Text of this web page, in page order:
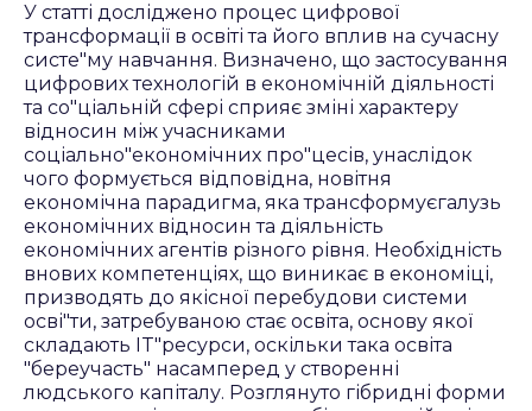
У статті досліджено процес цифрової
трансформації в освіті та його вплив на сучасну
систе"му навчання. Визначено, що застосування
цифрових технологій в економічній діяльності
та со"ціальній сфері сприяє зміні характеру
відносин між учасниками
соціально"економічних про"цесів, унаслідок
чого формується відповідна, новітня
економічна парадигма, яка трансформуєгалузь
економічних відносин та діяльність
економічних агентів різного рівня. Необхідність
внових компетенціях, що виникає в економіці,
призводять до якісної перебудови системи
осві"ти, затребуваною стає освіта, основу якої
складають IT"ресурси, оскільки така освіта
"береучасть" насамперед у створенні
людського капіталу. Розглянуто гібридні форми